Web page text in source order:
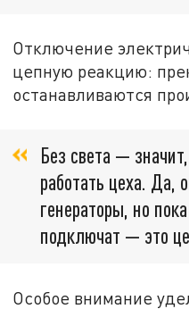
Отключение
цепную реакцию:
останавливаются
Без света —
работать цеха. Да,
генераторы, но
подключат — это
Особое внимание